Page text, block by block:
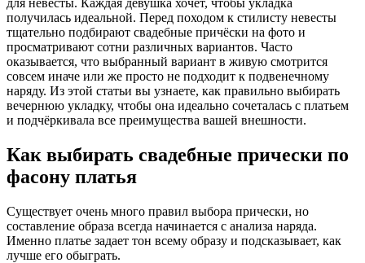
получилась идеальной. Перед походом к стилисту невесты
тщательно подбирают свадебные причёски на фото и
просматривают сотни различных вариантов. Часто
оказывается, что выбранный вариант в живую смотрится
совсем иначе или же просто не подходит к подвенечному
наряду. Из этой статьи вы узнаете, как правильно выбирать
вечернюю укладку, чтобы она идеально сочеталась с платьем
и подчёркивала все преимущества вашей внешности.
Как выбирать свадебные прически по
фасону платья
Существует очень много правил выбора прически, но
составление образа всегда начинается с анализа наряда.
Именно платье задает тон всему образу и подсказывает, как
лучше его обыграть.